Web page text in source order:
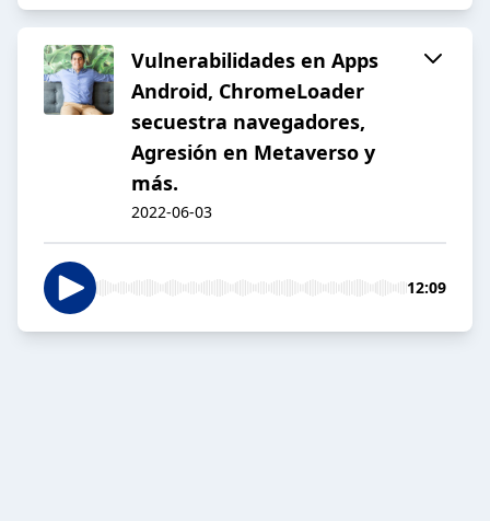
Vulnerabilidades en Apps
Android, ChromeLoader
secuestra navegadores,
Agresión en Metaverso y
más.
2022-06-03
12:09